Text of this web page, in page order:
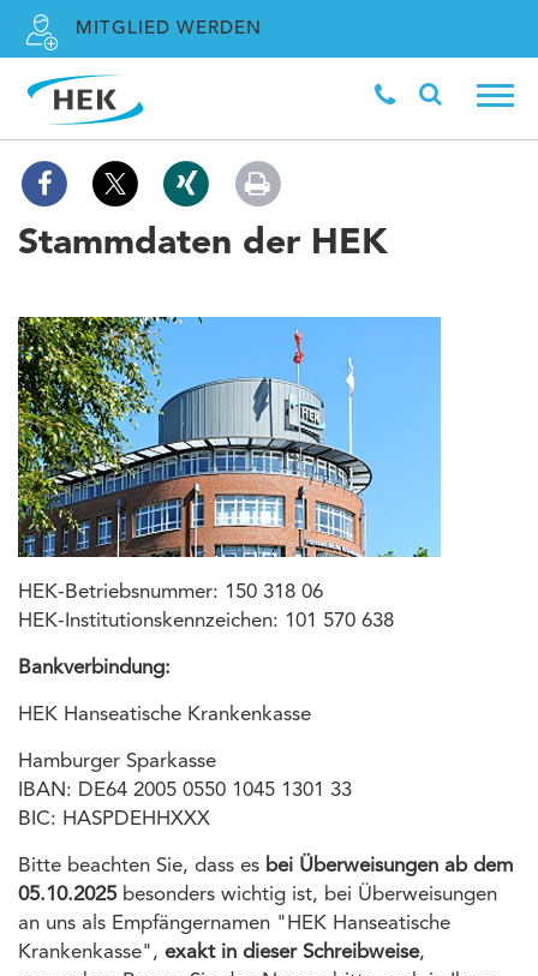
MITGLIED WERDEN
Stammdaten der HEK
HEK-Betriebsnummer: 150 318 06
HEK-Institutionskennzeichen: 101 570 638
Bankverbindung:
HEK Hanseatische Krankenkasse
Hamburger Sparkasse
IBAN: DE64 2005 0550 1045 1301 33
BIC: HASPDEHHXXX
Bitte beachten Sie, dass es bei Überweisungen ab dem
05.10.2025 besonders wichtig ist, bei Überweisungen
an uns als Empfängernamen "HEK Hanseatische
Krankenkasse", exakt in dieser Schreibweise,